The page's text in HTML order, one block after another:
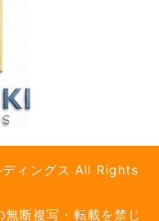
ィングス All Rights
無断複写・転載を禁じ